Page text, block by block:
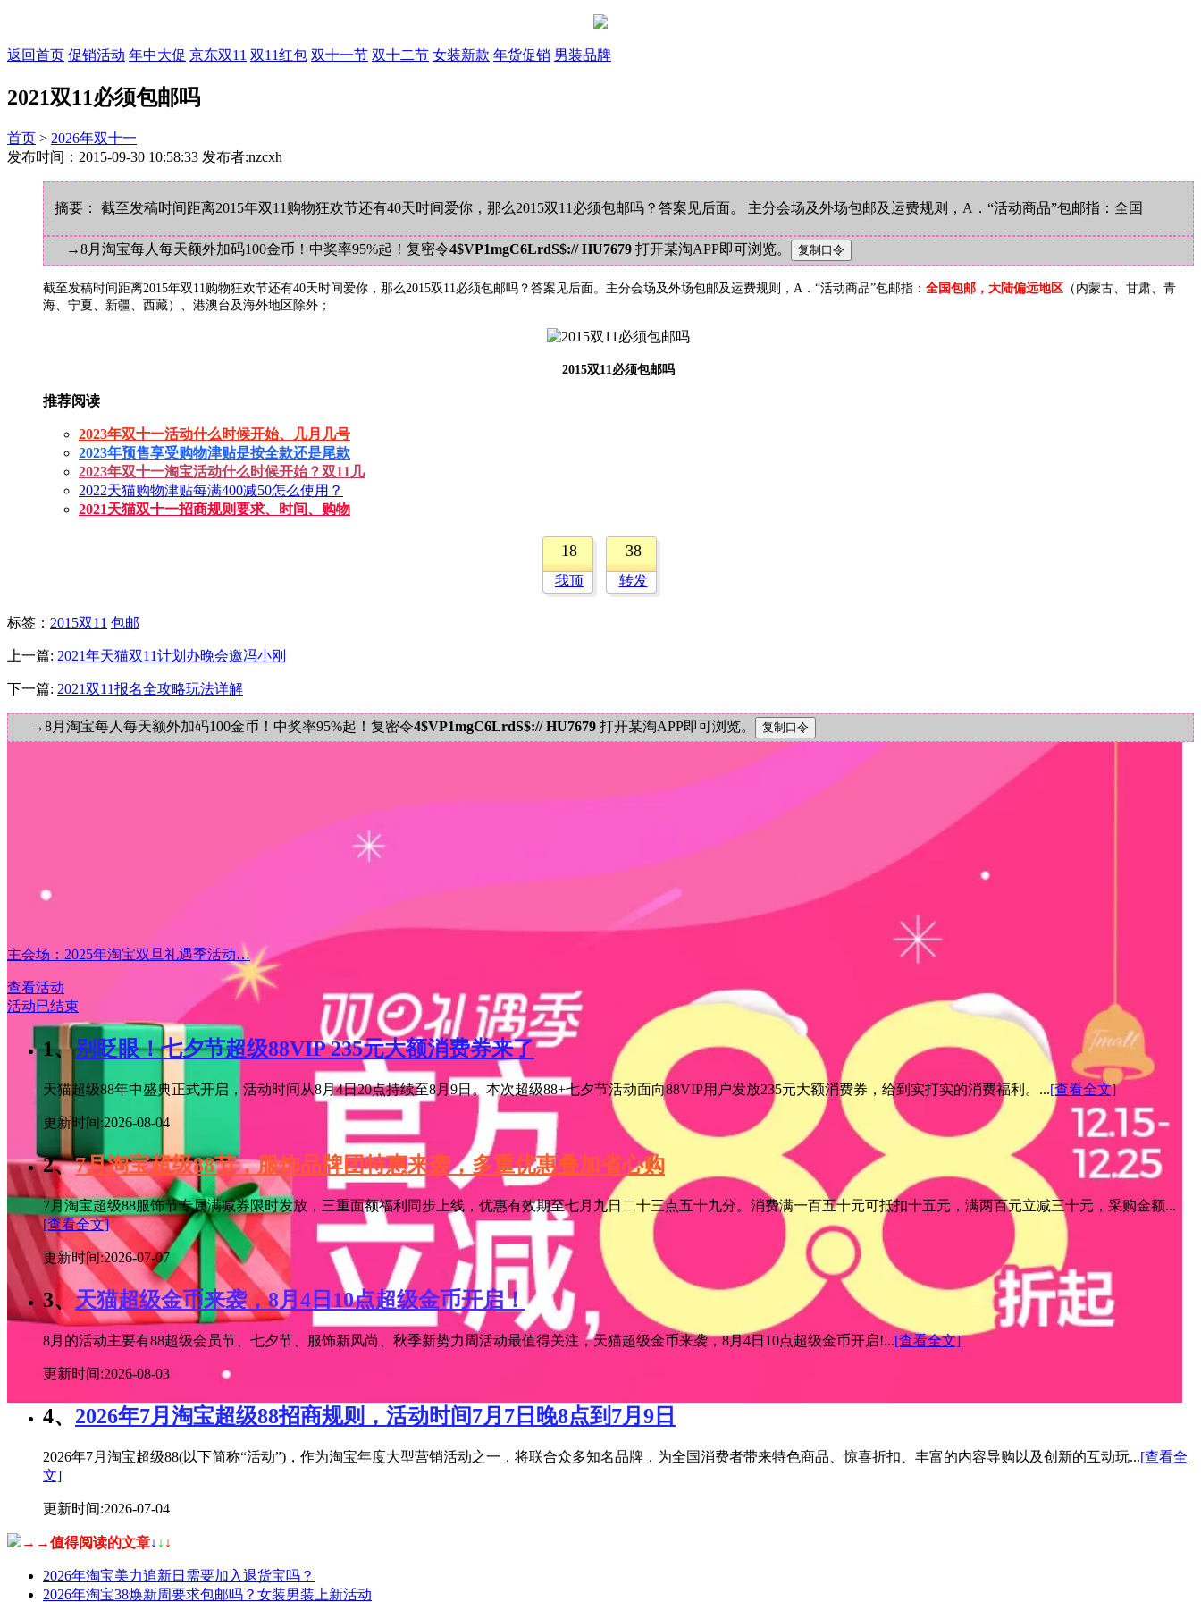
返回首页 促销活动 年中大促 京东双11 双11红包 双十一节 双十二节 女装新款 年货促销 男装品牌
2021双11必须包邮吗
首页 > 2026年双十一
发布时间：2015-09-30 10:58:33 发布者:nzcxh
摘要： 截至发稿时间距离2015年双11购物狂欢节还有40天时间爱你，那么2015双11必须包邮吗？答案见后面。 主分会场及外场包邮及运费规则，A．“活动商品”包邮指：全国
→8月淘宝每人每天额外加码100金币！中奖率95%起！复密令4$VP1mgC6LrdS$:// HU7679 打开某淘APP即可浏览。
截至发稿时间距离2015年双11购物狂欢节还有40天时间爱你，那么2015双11必须包邮吗？答案见后面。主分会场及外场包邮及运费规则，A．“活动商品”包邮指： 全国包邮，大陆偏远地区 （内蒙古、甘肃、青
海、宁夏、新疆、西藏）、港澳台及海外地区除外；
2015双11必须包邮吗
推荐阅读
2023年双十一活动什么时候开始、几月几号
2023年预售享受购物津贴是按全款还是尾款
2023年双十一淘宝活动什么时候开始？双11几
2022天猫购物津贴每满400减50怎么使用？
2021天猫双十一招商规则要求、时间、购物
18
我顶
38
转发
标签 ： 2015双11 包邮
上一篇: 2021年天猫双11计划办晚会邀冯小刚
下一篇: 2021双11报名全攻略玩法详解
→8月淘宝每人每天额外加码100金币！中奖率95%起！复密令4$VP1mgC6LrdS$:// HU7679 打开某淘APP即可浏览。
主会场：2025年淘宝双旦礼遇季活动…
查看活动
活动已结束
1、别眨眼！七夕节超级88VIP 235元大额消费券来了
天猫超级88年中盛典正式开启，活动时间从8月4日20点持续至8月9日。本次超级88+七夕节活动面向88VIP用户发放235元大额消费券，给到实打实的消费福利。...[查看全文]
更新时间:2026-08-04
2、7月淘宝超级88节，服饰品牌团特惠来袭，多重优惠叠加省心购
7月淘宝超级88服饰节专属满减券限时发放，三重面额福利同步上线，优惠有效期至七月九日二十三点五十九分。消费满一百五十元可抵扣十五元，满两百元立减三十元，采购金额...
[查看全文]
更新时间:2026-07-07
3、天猫超级金币来袭，8月4日10点超级金币开启！
8月的活动主要有88超级会员节、七夕节、服饰新风尚、秋季新势力周活动最值得关注，天猫超级金币来袭，8月4日10点超级金币开启!...[查看全文]
更新时间:2026-08-03
4、 2026年7月淘宝超级88招商规则，活动时间7月7日晚8点到7月9日
2026年7月淘宝超级88(以下简称“活动”)，作为淘宝年度大型营销活动之一，将联合众多知名品牌，为全国消费者带来特色商品、惊喜折扣、丰富的内容导购以及创新的互动玩...[查看全
文]
更新时间:2026-07-04
→→值得阅读的文章↓ ↓ ↓
2026年淘宝美力追新日需要加入退货宝吗？
2026年淘宝38焕新周要求包邮吗？女装男装上新活动